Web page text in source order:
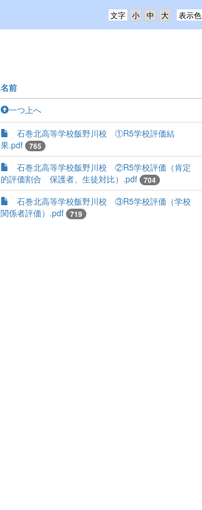
表示色
文字
名前
一つ上へ
石巻北高等学校飯野川校 ①R5学校評価結
果.pdf
765
石巻北高等学校飯野川校 ②R5学校評価（肯定
的評価割合 保護者、生徒対比）.pdf
704
石巻北高等学校飯野川校 ③R5学校評価（学校
関係者評価）.pdf
719